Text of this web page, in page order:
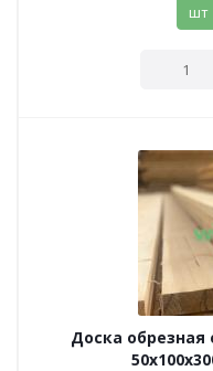
шт
Доска обрезная